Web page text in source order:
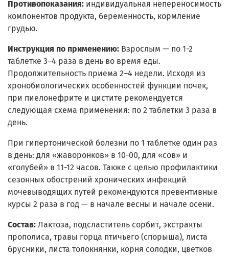
Противопоказания: индивидуальная непереносимость
компонентов продукта, беременность, кормление
грудью.
Инструкция по применению: Взрослым — по 1-2
таблетке 3–4 раза в день во время еды.
Продолжительность приема 2–4 недели. Исходя из
хронобиологических особенностей функции почек,
при пиелонефрите и цистите рекомендуется
следующая схема применения: по 2 таблетки 3 раза в
день.
При гипертонической болезни по 1 таблетке один раз
в день: для «жаворонков» в 10-00, для «сов» и
«голубей» в 11-12 часов. Также с целью профилактики
сезонных обострений хронических инфекций
мочевыводящих путей рекомендуются превентивные
курсы 2 раза в год — в начале весны и начале осени.
Состав: Лактоза, подсластитель сорбит, экстракты
прополиса, травы горца птичьего (спорыша), листа
брусники, листа толокнянки, корня солодки, цветков